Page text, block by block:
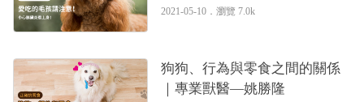
｜專業獸醫—姚勝隆
2021-05-10．瀏覽 7.0k
狗狗、行為與零食之間的關係
｜專業獸醫—姚勝隆